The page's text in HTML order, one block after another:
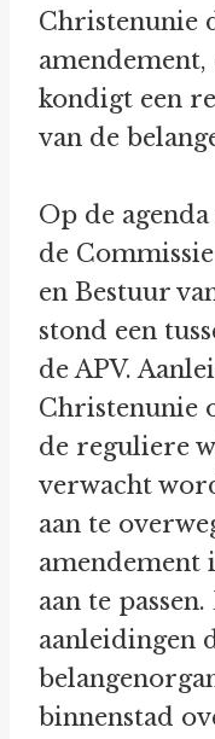
Christenunie
kondigt een
van de
Op de
de
en Bestuur
stond een
de APV.
Christenunie
de reguliere
verwacht
aan te
amendement
aan te
aanleidingen
binnenstad